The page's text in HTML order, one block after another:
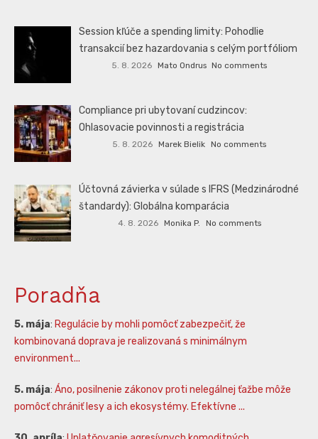
Session kľúče a spending limity: Pohodlie
transakcií bez hazardovania s celým portfóliom
5. 8. 2026 Mato Ondrus No comments
Compliance pri ubytovaní cudzincov:
Ohlasovacie povinnosti a registrácia
5. 8. 2026 Marek Bielik No comments
Účtovná závierka v súlade s IFRS (Medzinárodné
štandardy): Globálna komparácia
4. 8. 2026 Monika P. No comments
Poradňa
5. mája: Regulácie by mohli pomôcť zabezpečiť, že
kombinovaná doprava je realizovaná s minimálnym
environment...
5. mája: Áno, posilnenie zákonov proti nelegálnej ťažbe môže
pomôcť chrániť lesy a ich ekosystémy. Efektívne ...